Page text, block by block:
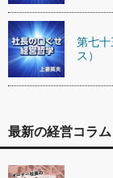
第七
ス）
最新の経営コラム